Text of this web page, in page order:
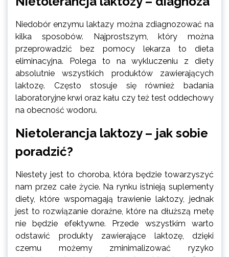
Niedobór enzymu laktazy można zdiagnozować na
kilka sposobów. Najprostszym, który można
przeprowadzić bez pomocy lekarza to dieta
eliminacyjna. Polega to na wykluczeniu z diety
absolutnie wszystkich produktów zawierających
laktozę. Często stosuje się również badania
laboratoryjne krwi oraz kału czy też test oddechowy
na obecność wodoru.
Nietolerancja laktozy – jak sobie
poradzić?
Niestety jest to choroba, która będzie towarzyszyć
nam przez całe życie. Na rynku istnieją suplementy
diety, które wspomagają trawienie laktozy, jednak
jest to rozwiązanie doraźne, które na dłuższą metę
nie będzie efektywne. Przede wszystkim warto
odstawić produkty zawierające laktozę, dzięki
czemu możemy zminimalizować ryzyko